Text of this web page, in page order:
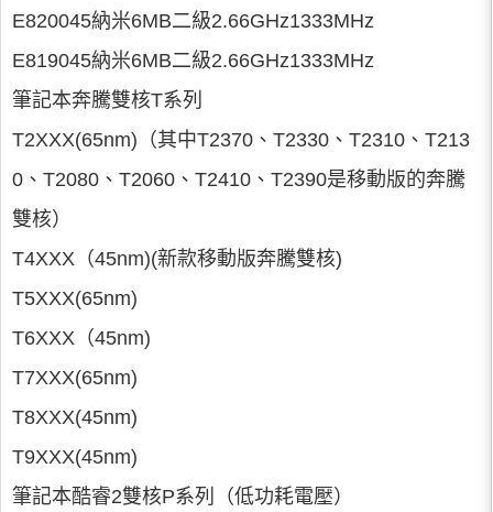
E820045納米6MB二級2.66GHz1333MHz
E819045納米6MB二級2.66GHz1333MHz
筆記本奔騰雙核T系列
T2XXX(65nm)（其中T2370、T2330、T2310、T213
0、T2080、T2060、T2410、T2390是移動版的奔騰
雙核）
T4XXX（45nm)(新款移動版奔騰雙核)
T5XXX(65nm)
T6XXX（45nm)
T7XXX(65nm)
T8XXX(45nm)
T9XXX(45nm)
筆記本酷睿2雙核P系列（低功耗電壓）